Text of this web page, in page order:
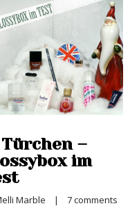
–
im
Marble
    |
7 comments